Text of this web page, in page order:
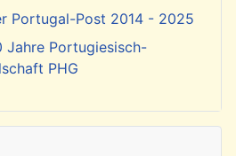
Portugal-Post 2014 - 2025
Portugiesisch-
PHG